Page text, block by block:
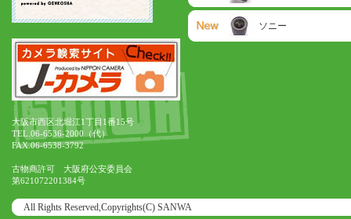
ソニー
大阪市西区北堀江1丁目1番15号
TEL.06-6536-2000（代）
FAX.06-6538-3792
古物商許可 大阪府公安委員会
第621072201384号
All Rights Reserved,Copyrights(C) SANWA